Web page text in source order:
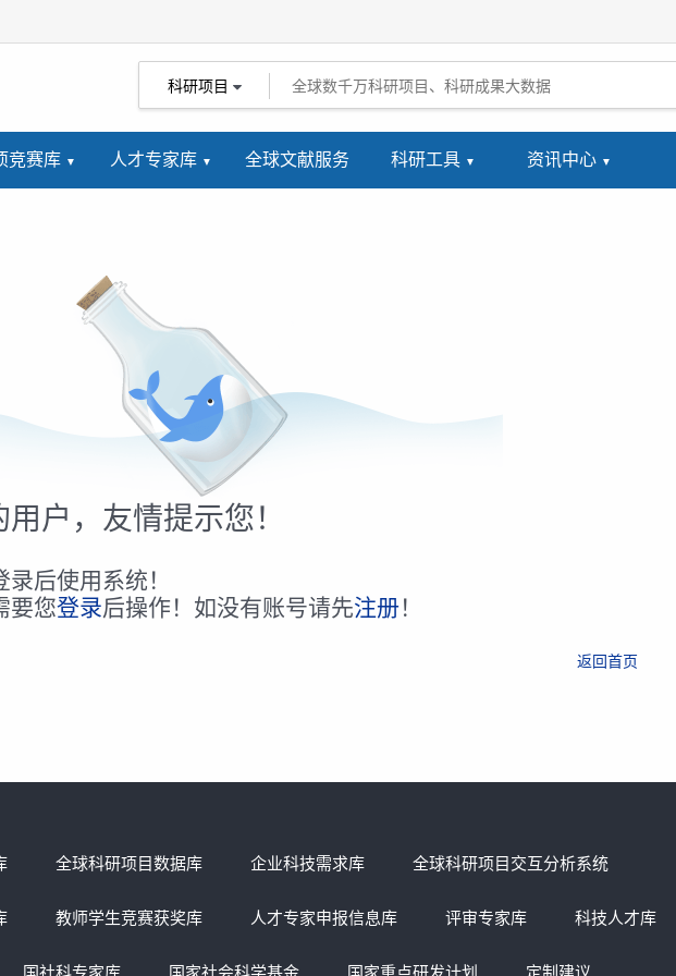
科研项目
竞赛库 人才专家库 全球文献服务 科研工具 资讯中心
户，友情提示您！
录后使用系统！
要您登录后操作！如没有账号请先注册！
返回首页
全球科研项目数据库 企业科技需求库 全球科研项目交互分析系统
教师学生竞赛获奖库 人才专家申报信息库 评审专家库 科技人才库
国社科专家库 国家社会科学基金 国家重点研发计划 定制建议